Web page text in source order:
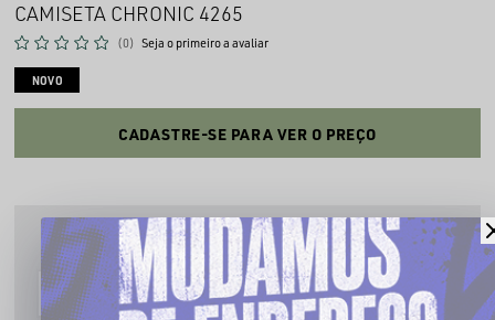
CAMISETA CHRONIC 4265
(0) Seja o primeiro a avaliar
NOVO
CADASTRE-SE PARA VER O PREÇO
PRODUTO INDISPONÍVEL
Cadastre seu email que te avisaremos quando estiver disponível: